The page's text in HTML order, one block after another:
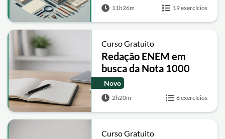
11h26m
19 exercícios
Curso Gratuito
Redação ENEM em
busca da Nota 1000
Novo
2h20m 6 exercícios
Curso Gratuito